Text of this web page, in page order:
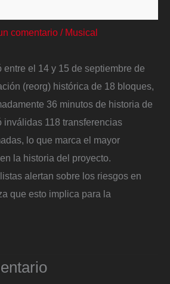
comentario / Musical
entre el 14 y 15 de septiembre de
(reorg) histórica de 18 bloques,
36 minutos de historia de
inválidas 118 transferencias
lo que marca el mayor
la historia del proyecto.
alertan sobre los riesgos en
que esto implica para la